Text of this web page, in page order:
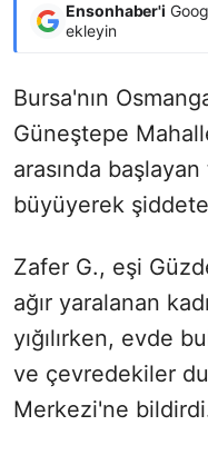
Ensonhaber'i
ekleyin
Bursa'nın
Güneştepe
arasında
büyüyerek
Zafer G., eşi
ağır yaralanan
yığılırken, evde
ve çevredekiler
Merkezi'ne